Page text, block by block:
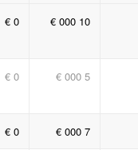
10 000 €
0 €
5 000 €
0 €
7 000 €
0 €